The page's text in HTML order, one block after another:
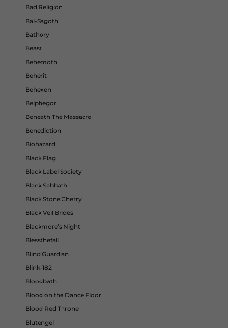
Bad Religion
Bal-Sagoth
Bathory
Beast
Behemoth
Beherit
Behexen
Belphegor
Beneath The Massacre
Benediction
Biohazard
Black Flag
Black Label Society
Black Sabbath
Black Stone Cherry
Black Veil Brides
Blackmore’s Night
Blessthefall
Blind Guardian
Blink-182
Bloodbath
Blood on the Dance Floor
Blood Red Throne
Blutengel